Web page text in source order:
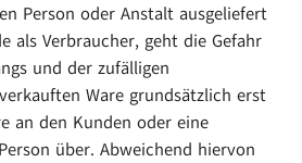
Person oder Anstalt ausgeliefert
als Verbraucher, geht die Gefahr
und der zufälligen
Ware grundsätzlich erst
an den Kunden oder eine
über. Abweichend hiervon